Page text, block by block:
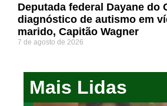
Deputada federal Dayane do
diagnóstico de autismo em
marido, Capitão Wagner
7 de agosto de 2026
Mais Lidas